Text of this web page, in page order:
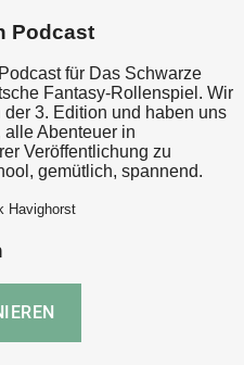
Podcast
für Das Schwarze
Fantasy-Rollenspiel. Wir
3. Edition und haben uns
Abenteuer in
Veröffentlichung zu
gemütlich, spannend.
Havighorst